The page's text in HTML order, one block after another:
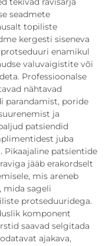
seadmete
topiliste
kergesti siseneva
enamikul
valuvaigistite või
Professioonalse
nähtavad
parandamist, poride
ja
patsiendid
juba
Pikaajaline patsientide
jääb erakordselt
mis areneb
mida sageli
protseduuridega.
komponent
saavad selgitada
ajakava,